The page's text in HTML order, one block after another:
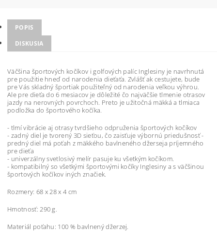
POPIS
DISKUSIA
Väčšina športových kočíkov i golfových palíc Inglesiny je navrhnutá
pre použitie hneď od narodenia dieťaťa. Zvlášť ak cestujete, bude
pre Vás skladný športiak použiteľný od narodenia veľkou výhrou.
Ale pre dieťa do 6 mesiacov je dôležité čo najväčšie tlmenie otrasov
jazdy na nerovných povrchoch. Preto je užitočná mäkká a tlmiaca
podložka do športového kočíka.
- tlmí vibrácie aj otrasy tvrdšieho odpruženia športových kočíkov
- zadný diel je tvorený 3D sieťou, čo zaisťuje výbornú priedušnosť -
predný diel má poťah z mäkkého bavlneného džerseja príjemného
pre dieťa
- univerzálny svetlosivý melír pasuje ku všetkým kočíkom.
- kompatibilný so všetkými športovými kočíky Inglesiny a s väčšinou
športových kočíkov iných značiek.
Rozmery: 68 x 28 x 4 cm
Hmotnosť: 290 g.
Materiál poťahu: 100 % bavlnený džerzej.